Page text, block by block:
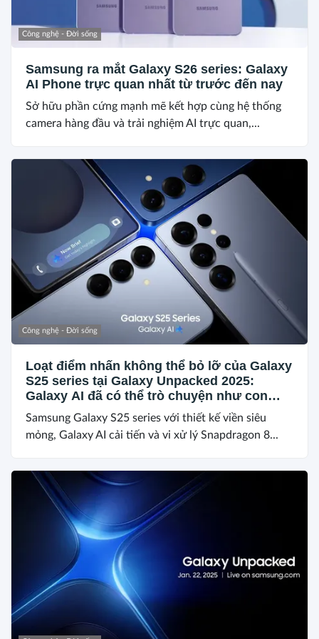
Công nghệ - Đời sống
Samsung ra mắt Galaxy S26 series: Galaxy
AI Phone trực quan nhất từ trước đến nay
Sở hữu phần cứng mạnh mẽ kết hợp cùng hệ thống
camera hàng đầu và trải nghiệm AI trực quan,...
Công nghệ - Đời sống
Loạt điểm nhấn không thể bỏ lỡ của Galaxy
S25 series tại Galaxy Unpacked 2025:
Galaxy AI đã có thể trò chuyện như con
người, cùng nhiều trang bị siêu cấp
Samsung Galaxy S25 series với thiết kế viền siêu
mỏng, Galaxy AI cải tiến và vi xử lý Snapdragon 8...